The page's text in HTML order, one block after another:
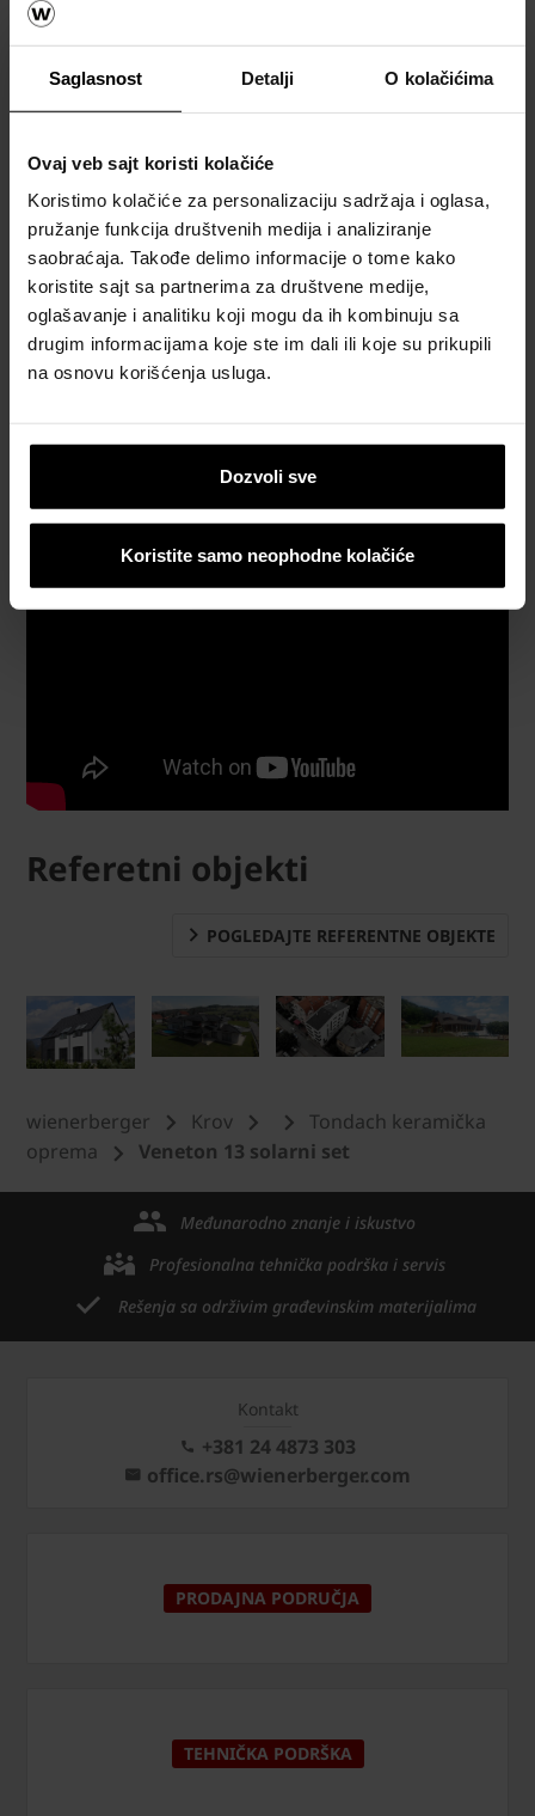
Saglasnost Detalji O kolačićima
Ovaj veb sajt koristi kolačiće
Koristimo kolačiće za personalizaciju sadržaja i oglasa,
pružanje funkcija društvenih medija i analiziranje
saobraćaja. Takođe delimo informacije o tome kako
koristite sajt sa partnerima za društvene medije,
oglašavanje i analitiku koji mogu da ih kombinuju sa
drugim informacijama koje ste im dali ili koje su prikupili
na osnovu korišćenja usluga.
Dozvoli sve
Koristite samo neophodne kolačiće
besplatan
proračun
Naručite
besplatan
uzorak
crepa
Katalozi,
brošure i
Referetni objekti
POGLEDAJTE REFERENTNE OBJEKTE
wienerberger Krov
Tondach keramička
oprema
Veneton 13 solarni set
Međunarodno znanje i iskustvo
Profesionalna tehnička podrška i servis
Rešenja sa održivim građevinskim materijalima
Kontakt
+381 24 4873 303
office.rs@wienerberger.com
PRODAJNA PODRUČJA
TEHNIČKA PODRŠKA